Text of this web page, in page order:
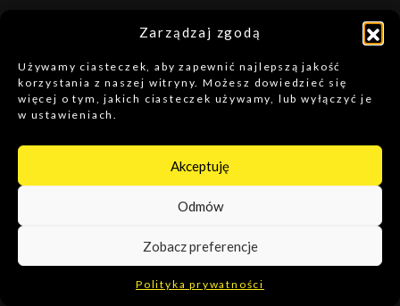
Zarządzaj zgodą
Używamy ciasteczek, aby zapewnić najlepszą jakość
korzystania z naszej witryny. Możesz dowiedzieć się
więcej o tym, jakich ciasteczek używamy, lub wyłączyć je
w ustawieniach.
Akceptuję
Odmów
Zobacz preferencje
Polityka prywatności